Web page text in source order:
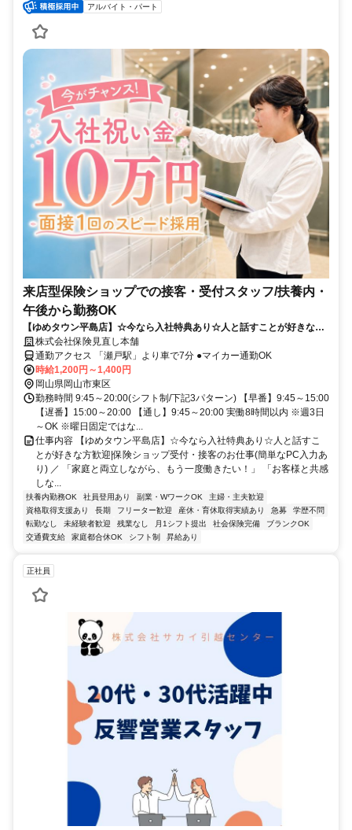
アルバイト・パート
来店型保険ショップでの接客・受付スタッフ/扶養内・
午後から勤務OK
【ゆめタウン平島店】☆今なら入社特典あり☆人と話すことが好きな方
歓迎|保険ショップ受付・接客のお仕事(簡単なPC入力あり)
株式会社保険見直し本舗
通勤アクセス 「瀬戸駅」より車で7分 ●マイカー通勤OK
時給1,200円～1,400円
岡山県岡山市東区
勤務時間 9:45～20:00(シフト制/下記3パターン) 【早番】9:45～15:00
【遅番】15:00～20:00 【通し】9:45～20:00 実働8時間以内 ※週3日
～OK ※曜日固定ではな...
仕事内容 【ゆめタウン平島店】☆今なら入社特典あり☆人と話すこ
とが好きな方歓迎|保険ショップ受付・接客のお仕事(簡単なPC入力あ
り) ／ 「家庭と両立しながら、もう一度働きたい！」 「お客様と共感
しな...
扶養内勤務OK 社員登用あり 副業・WワークOK
主婦・主夫歓迎
資格取得支援あり
長期 フリーター歓迎 産休・育休取得実績あり 急募
学歴不問
転勤なし
未経験者歓迎 残業なし 月1シフト提出 社会保険完備
ブランクOK
交通費支給
家庭都合休OK シフト制 昇給あり
正社員